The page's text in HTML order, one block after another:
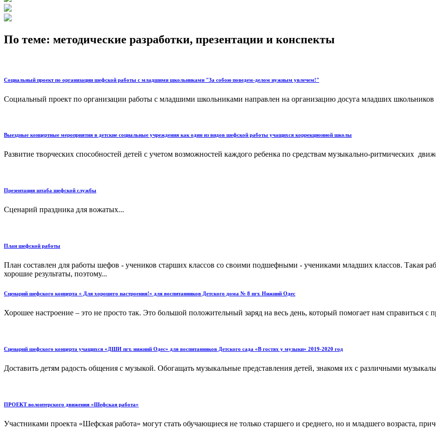
По теме: методические разработки, презентации и конспекты
Социальный проект по организации шефской работы с младшими школьниками "За собою поведем-делом нужным увлечем!"
Социальный проект по организации работы с младшими школьниками направлен на организацию досуга младших школьников
Выездные концертные мероприятия в детские социальные учреждения как один из видов шефской работы учащихся коррекционной школы
Развитие творческих способностей детей с учетом возможностей каждого ребенка по средствам музыкально-ритмических
Презентация штаба шефской службы
Сценарий праздника для вожатых...
План шефской работы
План составлен для работы шефов - учеников старших классов со своими подшефными - учениками младших классов. Такая
хорошие результаты, поэтому...
Сценарий шефского концерта « Для хорошего настроения!» для воспитанников Детского дома № 8 пгт. Нижний Одес
Хорошее настроение – это не просто так. Это большой положительный заряд на весь день, который помогает нам справиться с
Сценарий шефского концерта учащихся «ДШИ пгт. нижний Одес» для воспитанников Детского сада «В гостях у музыки» 2019-2020 год
Доставить детям радость общения с музыкой. Обогащать музыкальные представления детей, знакомя их с различными
ПРОЕКТ волонтерского движения «Шефская работа»
Участниками проекта «Шефская работа» могут стать обучающиеся не только старшего и среднего, но и младшего возраста,